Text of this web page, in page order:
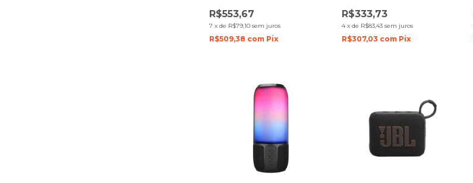
R$553,67
7 xde R$79,10 sem juros
R$509,38 com Pix
R$333,73
4 x de R$83,43 sem juros
R$307,03 com Pix